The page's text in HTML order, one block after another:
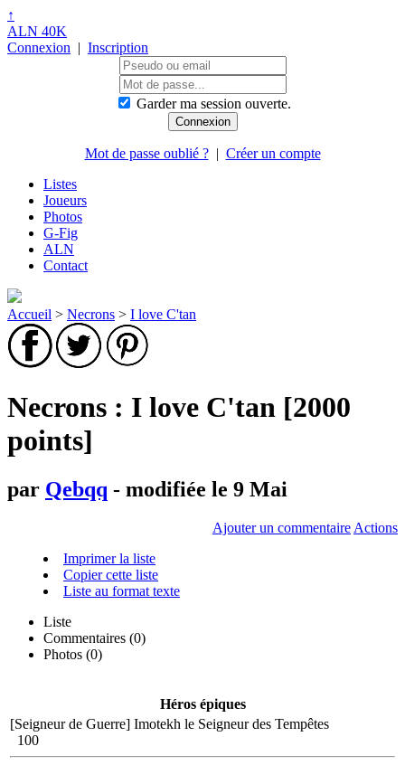
↑
ALN 40K
Connexion | Inscription
Garder ma session ouverte.
Mot de passe oublié ?| Créer un compte
Listes
Joueurs
Photos
G-Fig
ALN
Contact
Accueil > Necrons > I love C'tan
Necrons : I love C'tan [2000
points]
par Qebqq - modifiée le 9 Mai
Ajouter un commentaire Actions
Imprimer la liste
Copier cette liste
Liste au format texte
Liste
Commentaires (0)
Photos (0)
Héros épiques
[Seigneur de Guerre] Imotekh le Seigneur des Tempêtes
100